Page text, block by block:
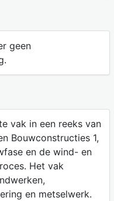
geen
vak in een reeks van
Bouwconstructies 1,
en de wind- en
Het vak
en metselwerk.